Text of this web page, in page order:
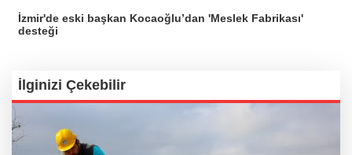
İzmir'de eski başkan Kocaoğlu’dan 'Meslek Fabrikası'
desteği
İlginizi Çekebilir